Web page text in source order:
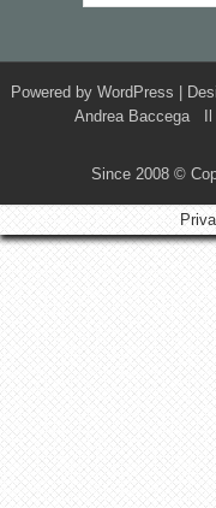
Powered by WordPress |
Andrea Baccega Il
Since 2008 ©